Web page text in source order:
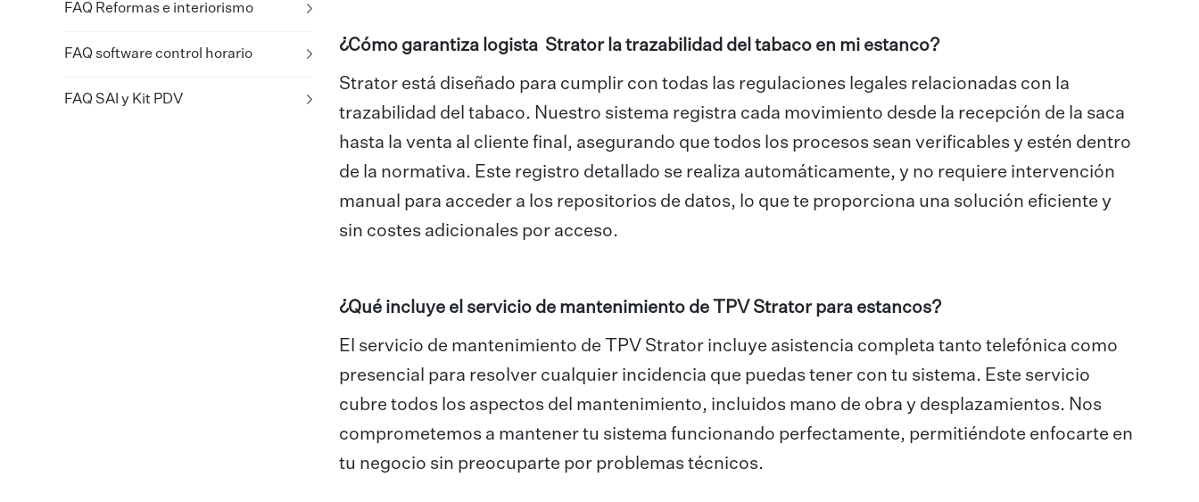
FAQ Reformas e interiorismo
FAQ software control horario
FAQ SAI y Kit PDV
¿Cómo garantiza logista Strator la trazabilidad del tabaco en mi estanco?
Strator está diseñado para cumplir con todas las regulaciones legales relacionadas con la
trazabilidad del tabaco. Nuestro sistema registra cada movimiento desde la recepción de la saca
hasta la venta al cliente final, asegurando que todos los procesos sean verificables y estén dentro
de la normativa. Este registro detallado se realiza automáticamente, y no requiere intervención
manual para acceder a los repositorios de datos, lo que te proporciona una solución eficiente y
sin costes adicionales por acceso.
¿Qué incluye el servicio de mantenimiento de TPV Strator para estancos?
El servicio de mantenimiento de TPV Strator incluye asistencia completa tanto telefónica como
presencial para resolver cualquier incidencia que puedas tener con tu sistema. Este servicio
cubre todos los aspectos del mantenimiento, incluidos mano de obra y desplazamientos. Nos
comprometemos a mantener tu sistema funcionando perfectamente, permitiéndote enfocarte en
tu negocio sin preocuparte por problemas técnicos.